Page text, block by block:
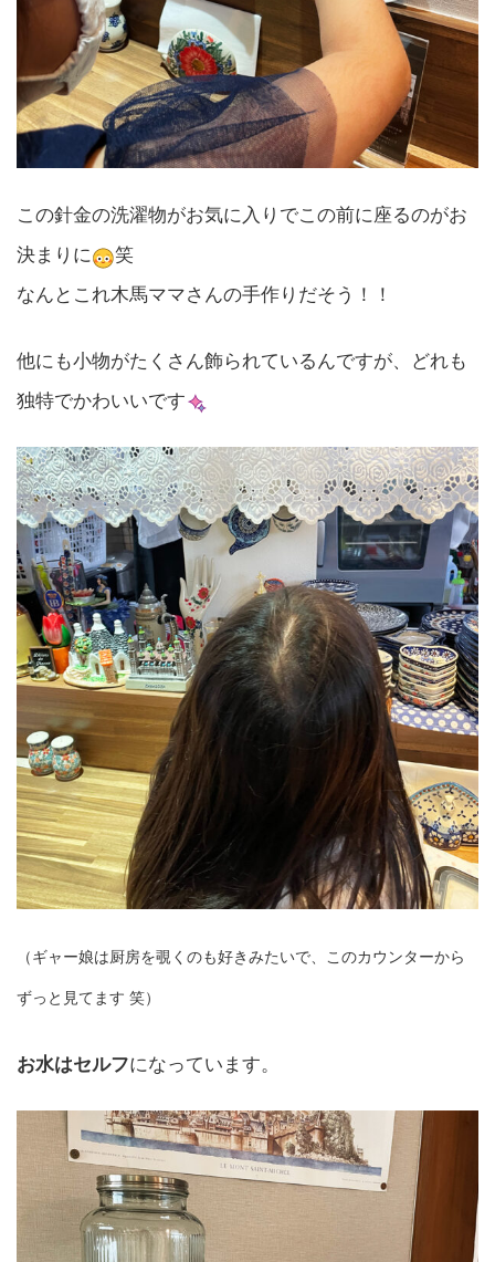
この針金の洗濯物がお気に入りでこの前に座るのがお
決まりに
笑
なんとこれ木馬ママさんの手作りだそう！！
他にも小物がたくさん飾られているんですが、どれも
独特でかわいいです
（ギャー娘は厨房を覗くのも好きみたいで、このカウンターから
ずっと見てます 笑）
お水はセルフになっています。